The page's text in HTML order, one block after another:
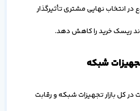
در انتخاب نهایی مشتری تأثیرگذار
ریسک خرید را کاهش دهد.
در کل بازار تجهیزات شبکه و رقابت